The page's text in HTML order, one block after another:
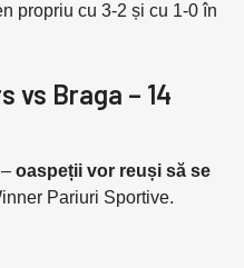
propriu cu 3-2 și cu 1-0 în
vs Braga – 14
oaspeții vor reuși să se
Pariuri Sportive.